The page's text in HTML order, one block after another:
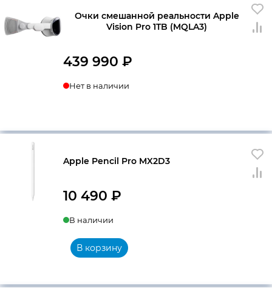
Очки смешанной реальности Apple
Vision Pro 1TB (MQLA3)
439 990 ₽
Нет в наличии
Apple Pencil Pro MX2D3
10 490 ₽
В наличии
В корзину